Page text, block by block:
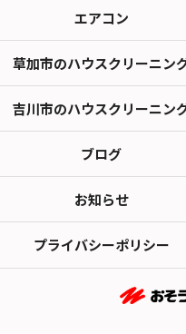
エアコン
草加市のハウスクリーニン
吉川市のハウスクリーニン
ブログ
お知らせ
プライバシーポリシー